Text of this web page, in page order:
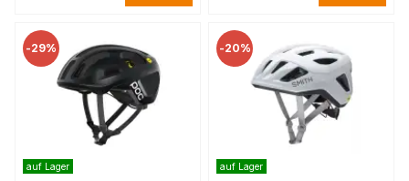
-29%
auf Lager
-20%
auf Lager